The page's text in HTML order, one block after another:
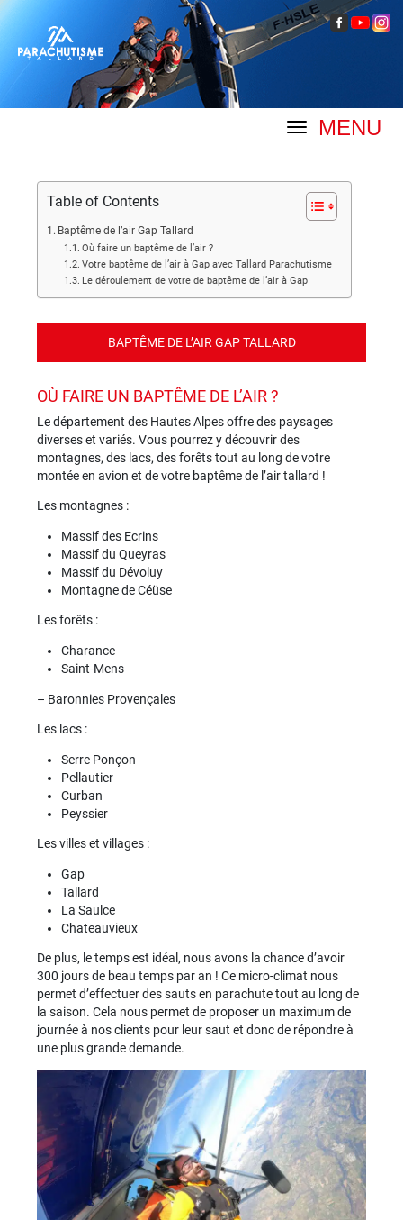
MENU
Table of Contents
Baptême de l’air Gap Tallard
Où faire un baptême de l’air ?
Votre baptême de l’air à Gap avec Tallard Parachutisme
Le déroulement de votre de baptême de l’air à Gap
BAPTÊME DE L’AIR GAP TALLARD
OÙ FAIRE UN BAPTÊME DE L’AIR ?
Le département des Hautes Alpes offre des paysages
diverses et variés. Vous pourrez y découvrir des
montagnes, des lacs, des forêts tout au long de votre
montée en avion et de votre baptême de l’air tallard !
Les montagnes :
Massif des Ecrins
Massif du Queyras
Massif du Dévoluy
Montagne de Céüse
Les forêts :
Charance
Saint-Mens
– Baronnies Provençales
Les lacs :
Serre Ponçon
Pellautier
Curban
Peyssier
Les villes et villages :
Gap
Tallard
La Saulce
Chateauvieux
De plus, le temps est idéal, nous avons la chance d’avoir
300 jours de beau temps par an ! Ce micro-climat nous
permet d’effectuer des sauts en parachute tout au long de
la saison. Cela nous permet de proposer un maximum de
journée à nos clients pour leur saut et donc de répondre à
une plus grande demande.